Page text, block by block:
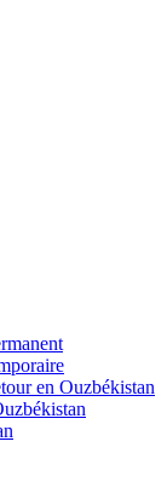
en Ouzbékistan